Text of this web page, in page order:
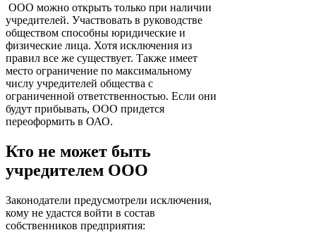
ООО можно открыть только при наличии
учредителей. Участвовать в руководстве
обществом способны юридические и
физические лица. Хотя исключения из
правил все же существует. Также имеет
место ограничение по максимальному
числу учредителей общества с
ограниченной ответственностью. Если они
будут прибывать, ООО придется
переоформить в ОАО.
Кто не может быть
учредителем ООО
Законодатели предусмотрели исключения,
кому не удастся войти в состав
собственников предприятия: